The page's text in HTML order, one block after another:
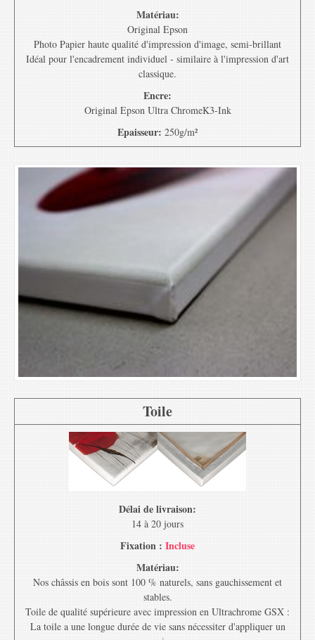
Matériau:
Original Epson
Photo Papier haute qualité d'impression d'image, semi-brillant
Idéal pour l'encadrement individuel - similaire à l'impression d'art
classique.
Encre:
Original Epson Ultra ChromeK3-Ink
Epaisseur: 250g/m²
Toile
Délai de livraison:
14 à 20 jours
Fixation : Incluse
Matériau:
Nos châssis en bois sont 100 % naturels, sans gauchissement et
stables.
Toile de qualité supérieure avec impression en Ultrachrome GSX :
La toile a une longue durée de vie sans nécessiter d'appliquer un